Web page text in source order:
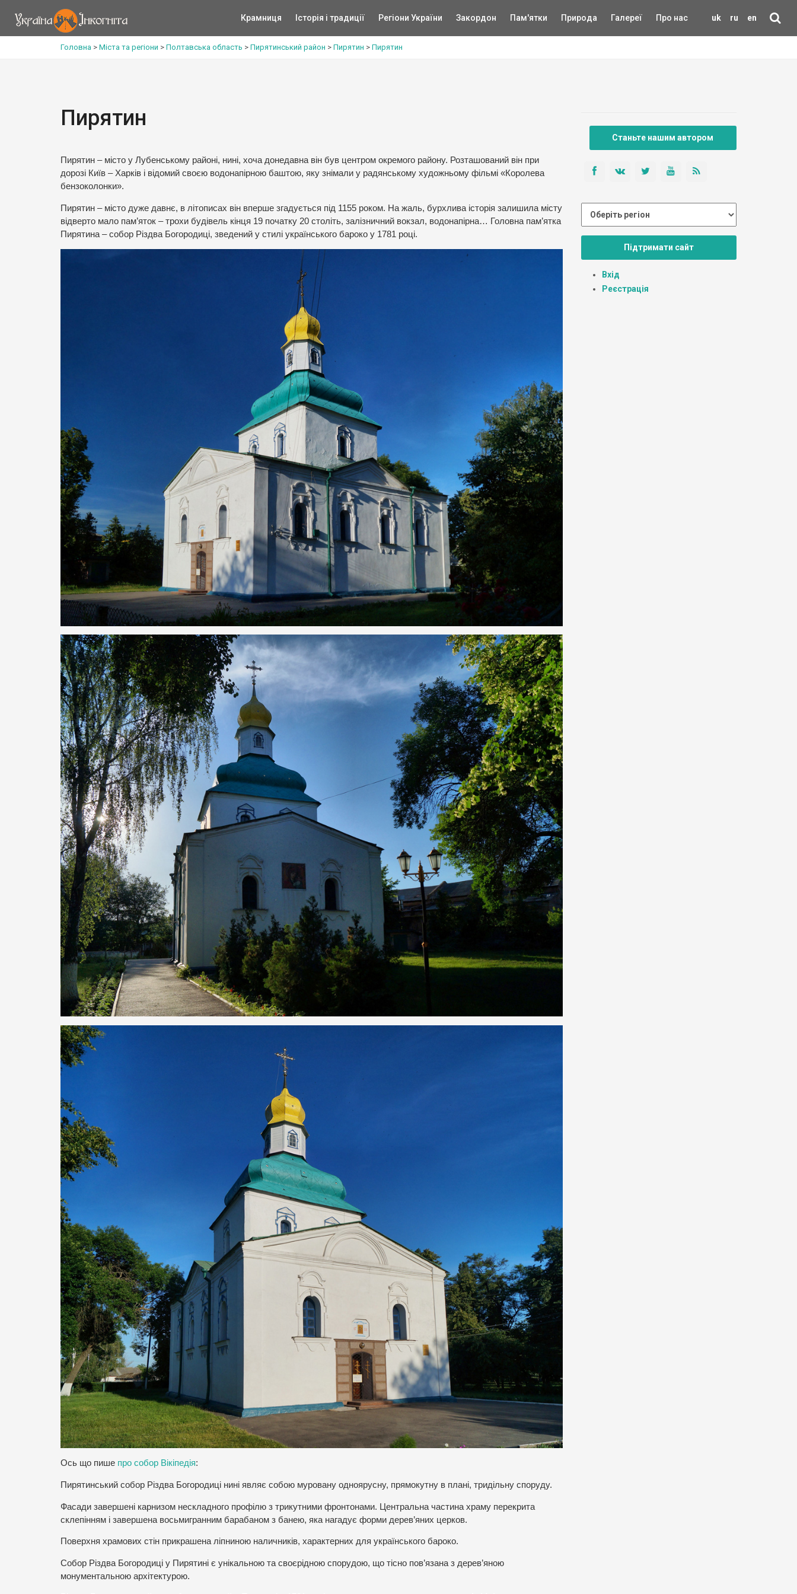
uk ru en
Крамниця Історія і традиції Регіони України Закордон Пам'ятки Природа Галереї Про нас
Головна > Міста та регіони > Полтавська область > Пирятинський район > Пирятин > Пирятин
Пирятин
Пирятин – місто у Лубенському районі, нині, хоча донедавна він був центром окремого району. Розташований він при
дорозі Київ – Харків і відомий своєю водонапірною баштою, яку знімали у радянському художньому фільмі «Королева
бензоколонки».
Пирятин – місто дуже давнє, в літописах він вперше згадується під 1155 роком. На жаль, бурхлива історія залишила місту
відверто мало пам’яток – трохи будівель кінця 19 початку 20 століть, залізничний вокзал, водонапірна… Головна пам’ятка
Пирятина – собор Різдва Богородиці, зведений у стилі українського бароко у 1781 році.
Ось що пише про собор Вікіпедія:
Пирятинський собор Різдва Богородиці нині являє собою муровану одноярусну, прямокутну в плані, тридільну споруду.
Фасади завершені карнизом нескладного профілю з трикутними фронтонами. Центральна частина храму перекрита
склепінням і завершена восьмигранним барабаном з банею, яка нагадує форми дерев’яних церков.
Поверхня храмових стін прикрашена ліпниною наличників, характерних для українського бароко.
Собор Різдва Богородиці у Пирятині є унікальною та своєрідною спорудою, що тісно пов’язана з дерев’яною
монументальною архітектурою.
Станьте нашим автором
Підтримати сайт
Вхід
Реєстрація